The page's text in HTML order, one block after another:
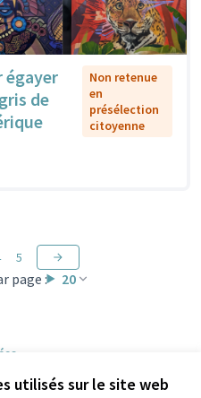
utilisés sur le site web
égayer
de
Non retenue
en
présélection
citoyenne
page : 20
5